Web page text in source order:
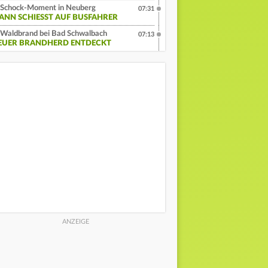
Schock-Moment in Neuberg
SCHIESST AUF BUSFAHRER
07:31
Waldbrand bei Bad Schwalbach
BRANDHERD ENTDECKT
07:13